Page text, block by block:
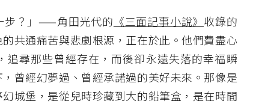
步？」——角田光代的 《三面記事小說》 收錄的
共通痛苦與悲劇根源，正在於此。他們費盡心
追尋那些曾經存在，而後卻永遠失落的幸福瞬
曾經幻夢過、曾經承諾過的美好未來。那像是
城堡，是從兒時珍藏到大的鉛筆盒，是在時間